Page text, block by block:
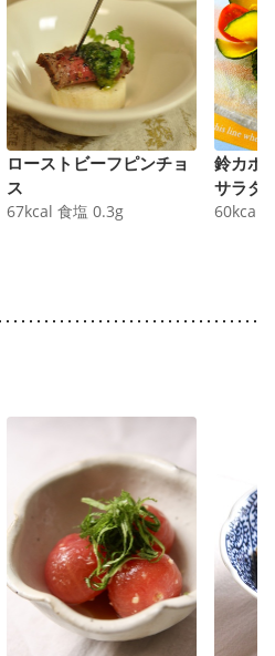
ローストビーフピンチョ
ス
67kcal 食塩 0.3g
鈴カボ
サラダ
60kcal